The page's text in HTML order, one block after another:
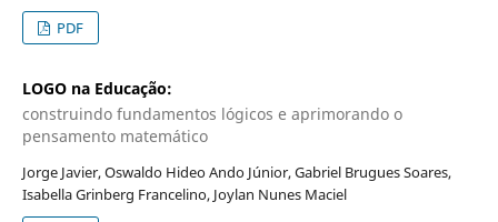
PDF
LOGO na Educação:
construindo fundamentos lógicos e aprimorando o
pensamento matemático
Jorge Javier, Oswaldo Hideo Ando Júnior, Gabriel Brugues Soares,
Isabella Grinberg Francelino, Joylan Nunes Maciel